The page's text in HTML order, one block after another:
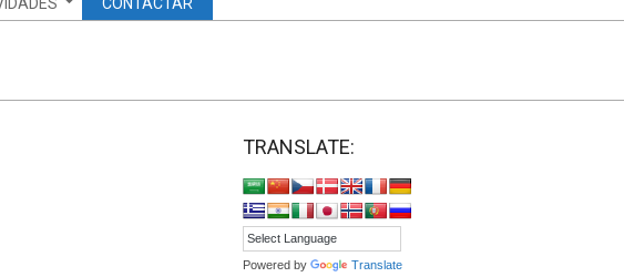
TRANSLATE:
Powered by Translate